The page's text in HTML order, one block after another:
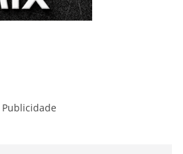
Publicidade